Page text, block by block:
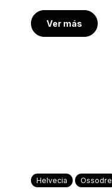
Ver más
Helvecia Ossodre